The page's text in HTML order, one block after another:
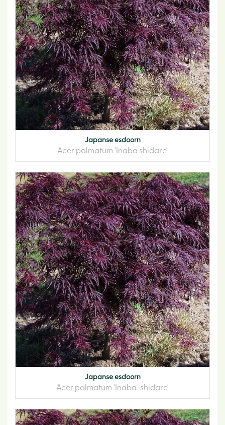
Japanse esdoorn
Acer palmatum 'Inaba shidare'
Japanse esdoorn
Acer palmatum 'Inaba-shidare'